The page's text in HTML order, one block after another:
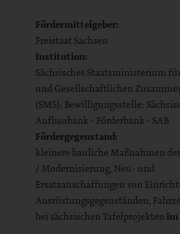
Fördermittelgeber:
Freistaat Sachsen
Institution:
Sächsisches Staatsministerium
und Gesellschaftlichen
(SMS); Bewilligungsstelle:
Aufbaubank - Förderbank - SAB
Fördergegenstand:
kleinere bauliche Maßnahmen
/ Modernisierung, Neu- und
Ersatzanschaffungen von
Ausrüstungsgegenständen,
bei sächsischen Tafelprojekten im